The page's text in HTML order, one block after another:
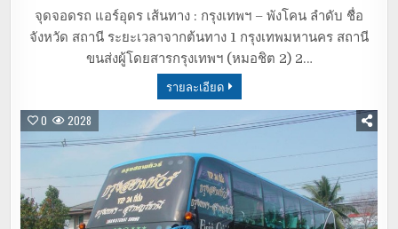
จุดจอดรถ แอร์อุดร เส้นทาง : กรุงเทพฯ – พังโคน ลำดับ ชื่อ
จังหวัด สถานี ระยะเวลาจากต้นทาง 1 กรุงเทพมหานคร สถานี
ขนส่งผู้โดยสารกรุงเทพฯ (หมอชิต 2) 2…
รายละเอียด
0 2028